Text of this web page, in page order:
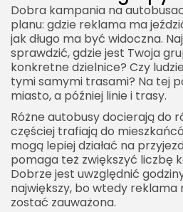
Dobra kampania na
planu: gdzie reklama ma
jak długo ma być widoczna.
sprawdzić, gdzie jest Twoja
konkretne dzielnice? Czy
tymi samymi trasami? Na tej
miasto, a później linie i trasy.
Różne autobusy docierają do
częściej trafiają do
mogą lepiej działać na
pomaga też zwiększyć liczbę
Dobrze jest uwzględnić
największy, bo wtedy reklama
zostać zauważona.